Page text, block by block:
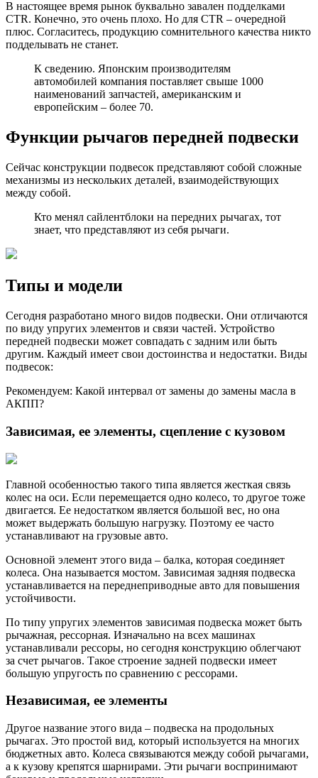
В настоящее время рынок буквально завален подделками
CTR. Конечно, это очень плохо. Но для CTR – очередной
плюс. Согласитесь, продукцию сомнительного качества никто
подделывать не станет.
К сведению. Японским производителям
автомобилей компания поставляет свыше 1000
наименований запчастей, американским и
европейским – более 70.
Функции рычагов передней подвески
Сейчас конструкции подвесок представляют собой сложные
механизмы из нескольких деталей, взаимодействующих
между собой.
Кто менял сайлентблоки на передних рычагах, тот
знает, что представляют из себя рычаги.
Типы и модели
Сегодня разработано много видов подвески. Они отличаются
по виду упругих элементов и связи частей. Устройство
передней подвески может совпадать с задним или быть
другим. Каждый имеет свои достоинства и недостатки. Виды
подвесок:
Рекомендуем: Какой интервал от замены до замены масла в
АКПП?
Зависимая, ее элементы, сцепление с кузовом
Главной особенностью такого типа является жесткая связь
колес на оси. Если перемещается одно колесо, то другое тоже
двигается. Ее недостатком является большой вес, но она
может выдержать большую нагрузку. Поэтому ее часто
устанавливают на грузовые авто.
Основной элемент этого вида – балка, которая соединяет
колеса. Она называется мостом. Зависимая задняя подвеска
устанавливается на переднеприводные авто для повышения
устойчивости.
По типу упругих элементов зависимая подвеска может быть
рычажная, рессорная. Изначально на всех машинах
устанавливали рессоры, но сегодня конструкцию облегчают
за счет рычагов. Такое строение задней подвески имеет
большую упругость по сравнению с рессорами.
Независимая, ее элементы
Другое название этого вида – подвеска на продольных
рычагах. Это простой вид, который используется на многих
бюджетных авто. Колеса связываются между собой рычагами,
а к кузову крепятся шарнирами. Эти рычаги воспринимают